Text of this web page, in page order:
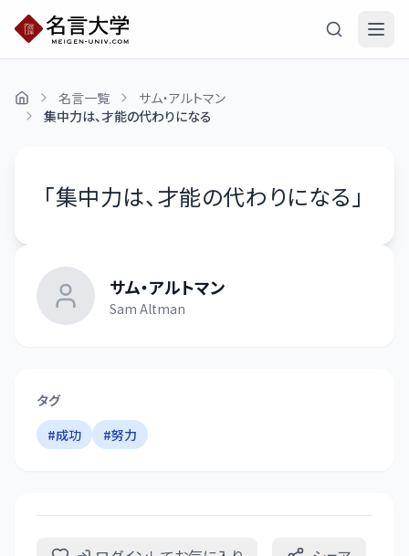
名言一覧
サム・アルトマン
集中力は、才能の代わりになる
「集中力は、才能の代わりになる 」
サム・アルトマン
Sam Altman
タグ
#成功 #努力